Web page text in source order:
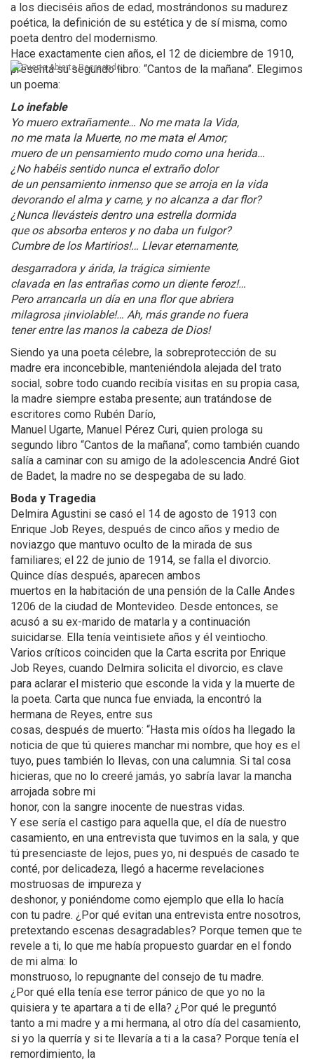
a los dieciséis años de edad, mostrándonos su madurez
poética, la definición de su estética y de sí misma, como
poeta dentro del modernismo.
Hace exactamente cien años, el 12 de diciembre de 1910,
presenta su segundo libro: “Cantos de la mañana”. Elegimos
un poema:
Lo inefable
Yo muero extrañamente… No me mata la Vida,
no me mata la Muerte, no me mata el Amor;
muero de un pensamiento mudo como una herida…
¿No habéis sentido nunca el extraño dolor
de un pensamiento inmenso que se arroja en la vida
devorando el alma y carne, y no alcanza a dar flor?
¿Nunca llevásteis dentro una estrella dormida
que os absorba enteros y no daba un fulgor?
Cumbre de los Martirios!… Llevar eternamente,
desgarradora y árida, la trágica simiente
clavada en las entrañas como un diente feroz!…
Pero arrancarla un día en una flor que abriera
milagrosa ¡inviolable!… Ah, más grande no fuera
tener entre las manos la cabeza de Dios!
Siendo ya una poeta célebre, la sobreprotección de su
madre era inconcebible, manteniéndola alejada del trato
social, sobre todo cuando recibía visitas en su propia casa,
la madre siempre estaba presente; aun tratándose de
escritores como Rubén Darío,
Manuel Ugarte, Manuel Pérez Curi, quien prologa su
segundo libro “Cantos de la mañana“; como también cuando
salía a caminar con su amigo de la adolescencia André Giot
de Badet, la madre no se despegaba de su lado.
Boda y Tragedia
Delmira Agustini se casó el 14 de agosto de 1913 con
Enrique Job Reyes, después de cinco años y medio de
noviazgo que mantuvo oculto de la mirada de sus
familiares; el 22 de junio de 1914, se falla el divorcio.
Quince días después, aparecen ambos
muertos en la habitación de una pensión de la Calle Andes
1206 de la ciudad de Montevideo. Desde entonces, se
acusó a su ex-marido de matarla y a continuación
suicidarse. Ella tenía veintisiete años y él veintiocho.
Varios críticos coinciden que la Carta escrita por Enrique
Job Reyes, cuando Delmira solicita el divorcio, es clave
para aclarar el misterio que esconde la vida y la muerte de
la poeta. Carta que nunca fue enviada, la encontró la
hermana de Reyes, entre sus
cosas, después de muerto: “Hasta mis oídos ha llegado la
noticia de que tú quieres manchar mi nombre, que hoy es el
tuyo, pues también lo llevas, con una calumnia. Si tal cosa
hicieras, que no lo creeré jamás, yo sabría lavar la mancha
arrojada sobre mi
honor, con la sangre inocente de nuestras vidas.
Y ese sería el castigo para aquella que, el día de nuestro
casamiento, en una entrevista que tuvimos en la sala, y que
tú presenciaste de lejos, pues yo, ni después de casado te
conté, por delicadeza, llegó a hacerme revelaciones
mostruosas de impureza y
deshonor, y poniéndome como ejemplo que ella lo hacía
con tu padre. ¿Por qué evitan una entrevista entre nosotros,
pretextando escenas desagradables? Porque temen que te
revele a ti, lo que me había propuesto guardar en el fondo
de mi alma: lo
monstruoso, lo repugnante del consejo de tu madre.
¿Por qué ella tenía ese terror pánico de que yo no la
quisiera y te apartara a ti de ella? ¿Por qué le preguntó
tanto a mi madre y a mi hermana, al otro día del casamiento,
si yo la querría y si te llevaría a ti a la casa? Porque tenía el
remordimiento, la